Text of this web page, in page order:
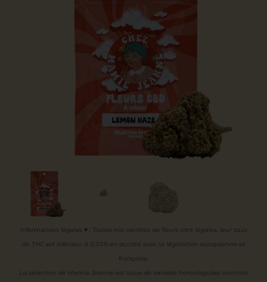
Informations légales ♥ Toutes nos variétés de fleurs sont légales, leur taux
de THC est inférieur à 0,03% en accord avec la législation européenne et
française.
La sélection de Mamie Jeanne est issue de variétés homologuées inscrites